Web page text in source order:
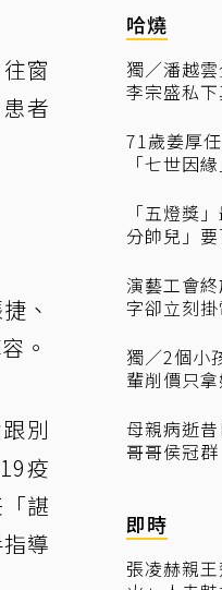
窗
者
、
。
別
疫
諶
導
哈燒
獨／潘越
李宗盛私
71歲姜厚
「七世因
「五燈獎
分帥兒」
演藝工會
字卻立刻
獨／2個小
輩削價只
母親病逝
哥哥侯冠
即時
張凌赫親